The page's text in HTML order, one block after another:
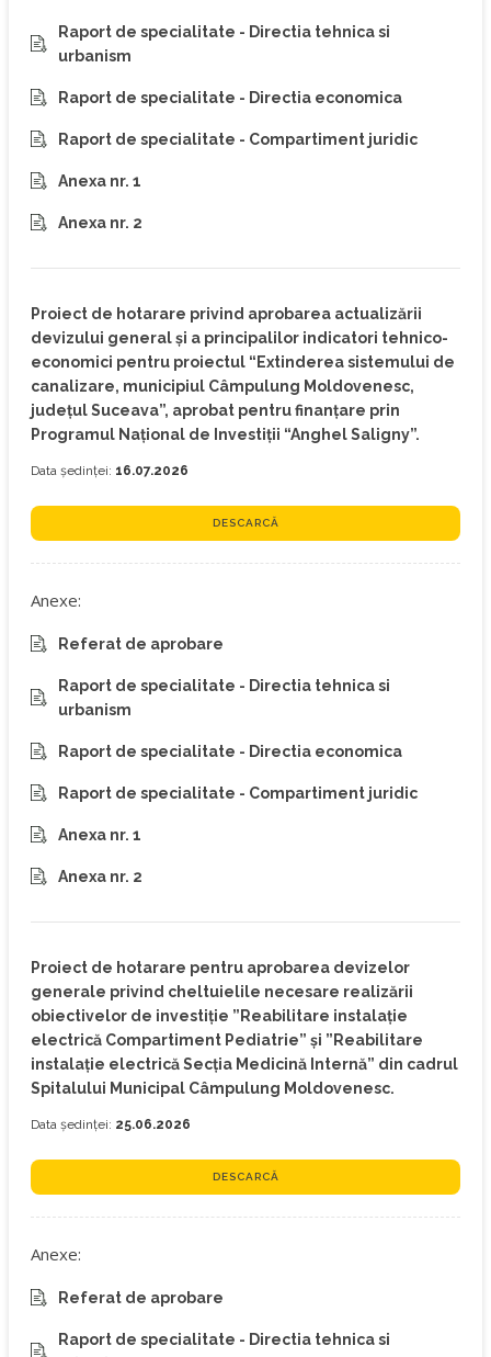
Raport de specialitate - Directia tehnica si
urbanism
Raport de specialitate - Directia economica
Raport de specialitate - Compartiment juridic
Anexa nr. 1
Anexa nr. 2
Proiect de hotarare privind aprobarea actualizării
devizului general și a principalilor indicatori tehnico-
economici pentru proiectul “Extinderea sistemului de
canalizare, municipiul Câmpulung Moldovenesc,
județul Suceava”, aprobat pentru finanțare prin
Programul Național de Investiții “Anghel Saligny”.
Data ședinței: 16.07.2026
DESCARCĂ
Anexe:
Referat de aprobare
Raport de specialitate - Directia tehnica si
urbanism
Raport de specialitate - Directia economica
Raport de specialitate - Compartiment juridic
Anexa nr. 1
Anexa nr. 2
Proiect de hotarare pentru aprobarea devizelor
generale privind cheltuielile necesare realizării
obiectivelor de investiție ”Reabilitare instalație
electrică Compartiment Pediatrie” și ”Reabilitare
instalație electrică Secția Medicină Internă” din cadrul
Spitalului Municipal Câmpulung Moldovenesc.
Data ședinței: 25.06.2026
DESCARCĂ
Anexe:
Referat de aprobare
Raport de specialitate - Directia tehnica si